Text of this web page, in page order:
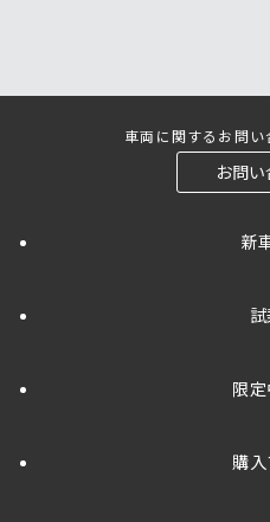
車両に関するお問
お問
新
限
購